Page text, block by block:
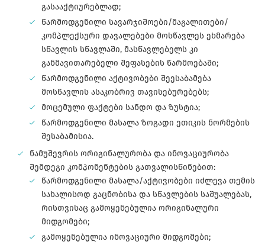
გასააქტიურებლად;
წარმოდგენილი სავარჯიშოები/მაგალითები/
კომპლექსური დავალებები მოსწავლეს ეხმარება
სწავლის სწავლაში, მასწავლებელს კი
განმავითარებელი შეფასების წარმოებაში;
წარმოდგენილი აქტივობები შეესაბამება
მოსწავლის ასაკობრივ თავისებურებებს;
მოცემული ფაქტები სანდო და ზუსტია;
წარმოდგენილი მასალა ზოგადი ეთიკის ნორმების
შესაბამისია.
ნამუშევრის ორიგინალურობა და ინოვაციურობა
შემდეგი კომპონენტების გათვალისწინებით:
წარმოდგენილი მასალა/აქტივობები იძლევა თემის
სახალისოდ გაცნობისა და სწავლების საშუალებას,
რისთვისაც გამოყენებულია ორიგინალური
მიდგომები;
გამოყენებულია ინოვაციური მიდგომები;